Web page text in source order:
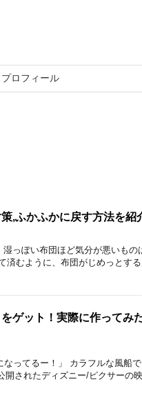
プロフィール
,ふかふかに戻す方法を紹
っぽい布団ほど気分が悪いもの
済むように、布団がじめっとす
ゲット！実際に作ってみ
なってるー！」 カラフルな風船
開されたディズニー/ピクサーの